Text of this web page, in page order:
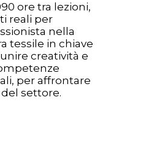
ore tra lezioni,
reali per
nella
tessile in chiave
creatività e
per affrontare
settore.